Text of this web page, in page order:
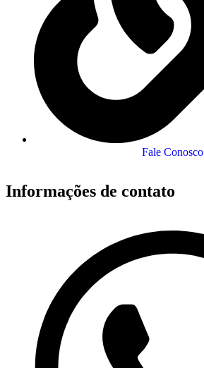
Fale Conosco
Informações de contato